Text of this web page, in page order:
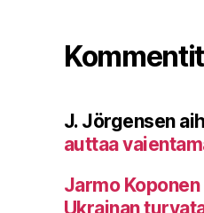
Kommentit
J. Jörgensen
auttaa
Jarmo Koponen
Ukrainan